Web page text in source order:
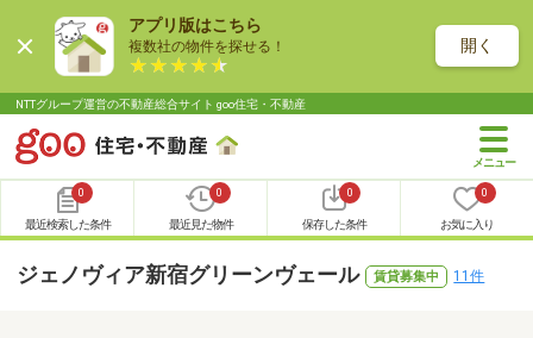
アプリ版はこちら
複数社の物件を探せる！ 開く
NTTグループ運営の不動産総合サイト goo住宅・不動産
0
最近検索した条件
0
最近見た物件
0
保存した条件
0
お気に入り
ジェノヴィア新宿グリーンヴェール 賃貸募集中 11件